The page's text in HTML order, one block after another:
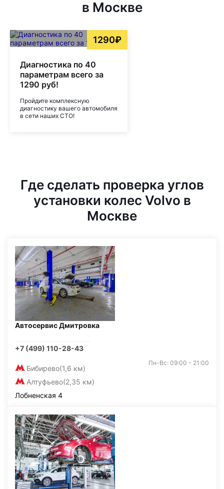
в Москве
1290₽
Диагностика по 40
параметрам всего за
1290 руб!
Пройдите комплексную
диагностику вашего автомобиля
в сети наших СТО!
Где сделать проверка углов
установки колес Volvo в
Москве
Автосервис Дмитровка
+7 (499) 110-28-43
Бибирево(1,6 км)
Алтуфьево(2,35 км)
Пн-Вс: 09:00 - 21:00
Лобненская 4